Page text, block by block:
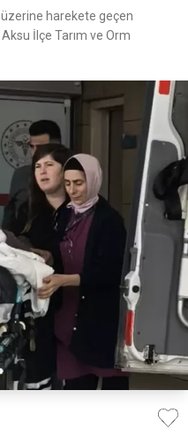
üzerine harekete geçen
İlçe Tarım ve Orm